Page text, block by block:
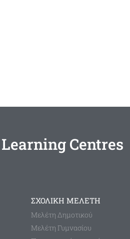
Centres
ΣΧΟΛΙΚΗ ΜΕΛΕΤΗ
Μελέτη Δημοτικού
Μελέτη Γυμνασίου